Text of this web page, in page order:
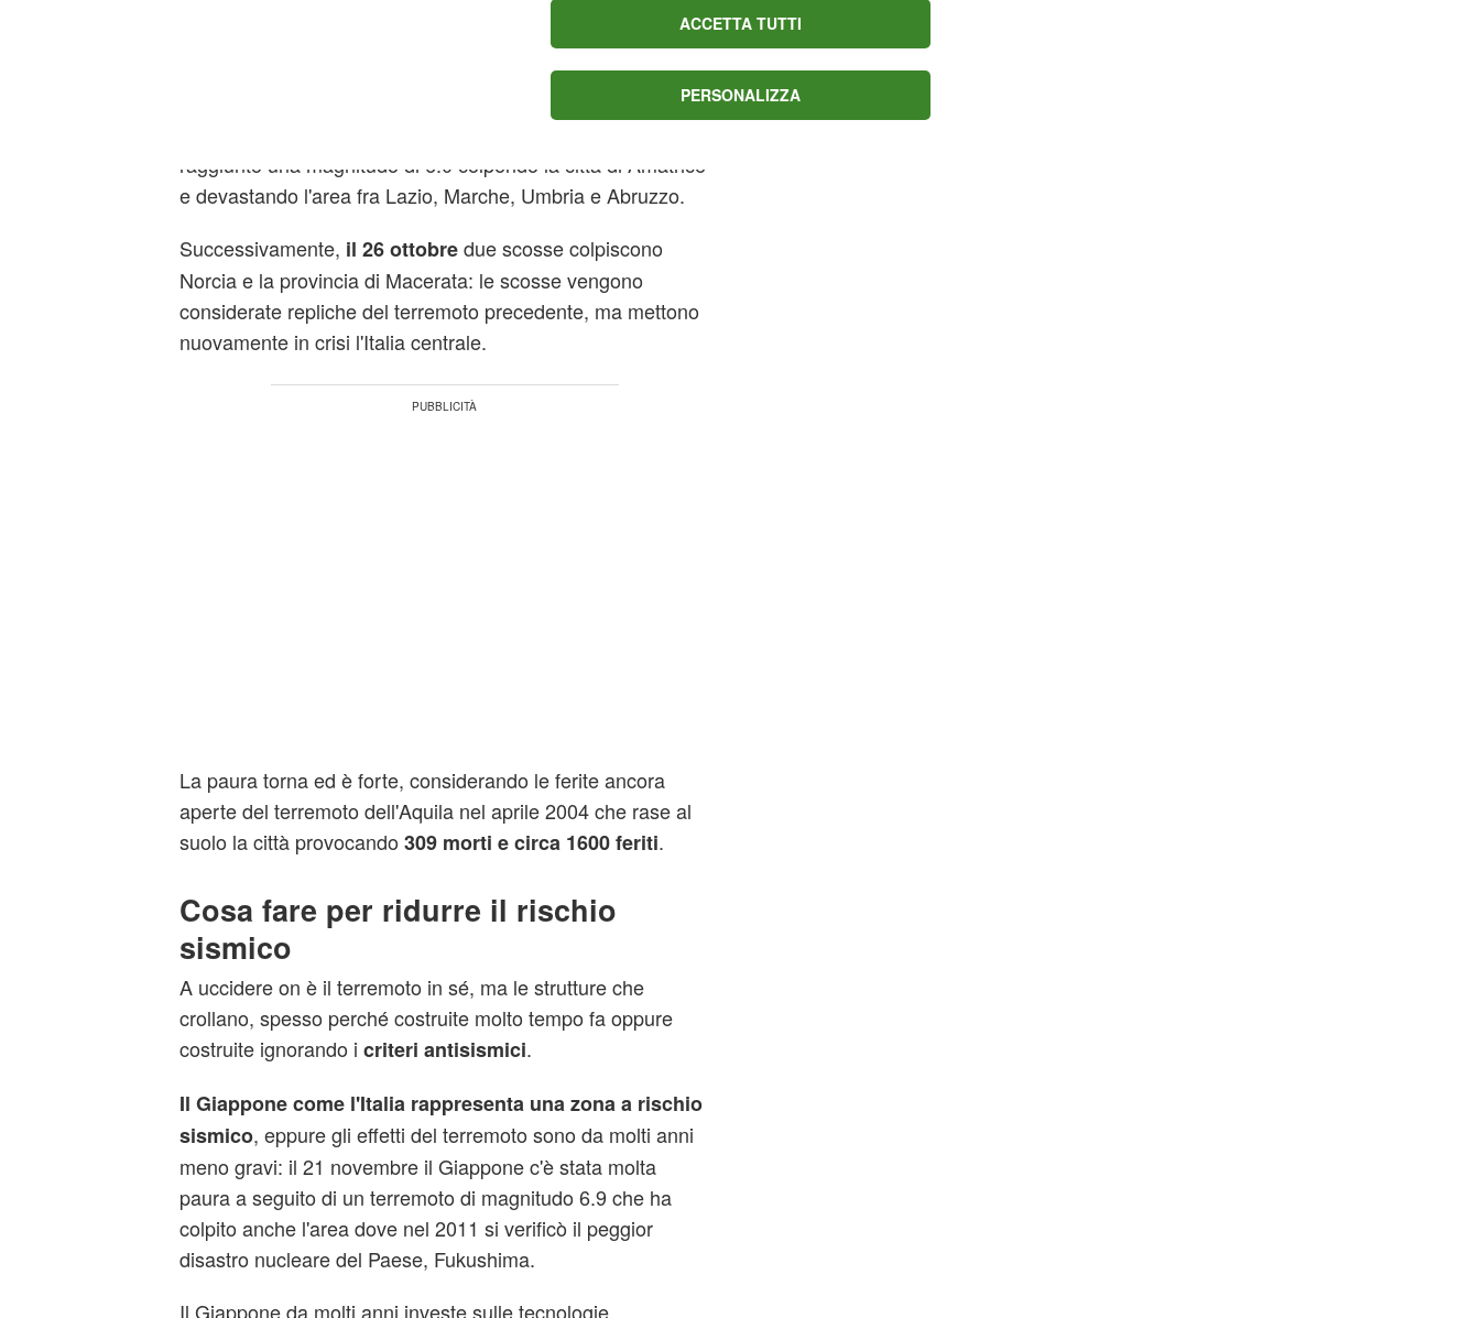
l'ultimo evento sismico in Italia
raggiunto una magnitudo di 6.0 colpendo la città di Amatrice
e devastando l'area fra Lazio, Marche, Umbria e Abruzzo.
Successivamente, il 26 ottobredue scosse colpiscono
Norcia e la provincia di Macerata: le scosse vengono
considerate repliche del terremoto precedente, ma mettono
nuovamente in crisi l'Italia centrale.
La paura torna ed è forte, considerando le ferite ancora
aperte del terremoto dell'Aquila nel aprile 2004 che rase al
suolo la città provocando 309 morti e circa 1600 feriti.
Cosa fare per ridurre il rischio
sismico
A uccidere on è il terremoto in sé, ma le strutture che
crollano, spesso perché costruite molto tempo fa oppure
costruite ignorando i criteri antisismici.
Il Giappone come l'Italia rappresenta una zona a rischio
sismico, eppure gli effetti del terremoto sono da molti anni
meno gravi: il 21 novembre il Giappone c'è stata molta
paura a seguito di un terremoto di magnitudo 6.9 che ha
colpito anche l'area dove nel 2011 si verificò il peggior
disastro nucleare del Paese, Fukushima.
Il Giappone da molti anni investe sulle tecnologie
ACCETTA TUTTI
PERSONALIZZA